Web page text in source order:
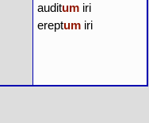
auditum iri
ereptum iri